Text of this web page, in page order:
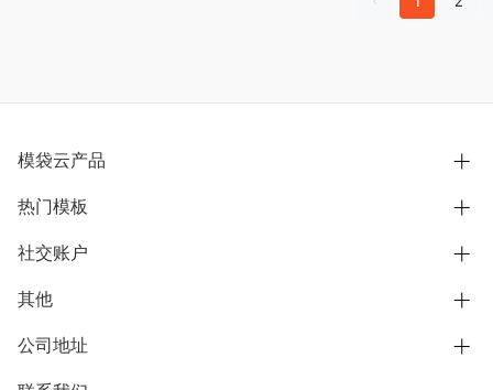
模袋云产品
别墅设计营销
模型协同展示分享
别墅社区
热门模板
欧式别墅
中式别墅
社交账户
B站
抖音
微信公众号
其他
用户服务协议
隐私政策
公司地址